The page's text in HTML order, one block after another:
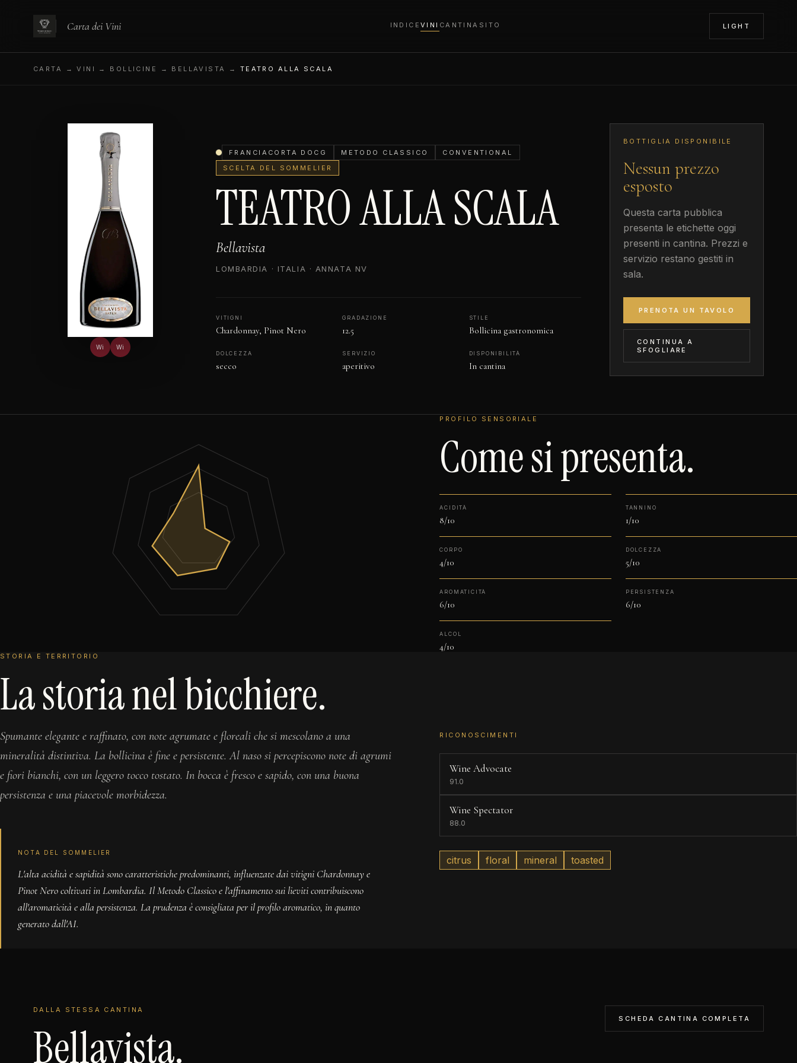
Carta dei Vini INDICEVINI CANTINA SITO LIGHT
CARTA → VINI → BOLLICINE → BELLAVISTA → TEATRO ALLA SCALA
Wi Wi
FRANCIACORTA DOCG METODO CLASSICO
CONVENTIONAL
SCELTA DEL SOMMELIER
TEATRO ALLA SCALA
Bellavista
LOMBARDIA · ITALIA · ANNATA NV
VITIGNI
Chardonnay, Pinot Nero
GRADAZIONE
12.5
STILE
Bollicina gastronomica
DOLCEZZA
secco
SERVIZIO
aperitivo
DISPONIBILITÀ
In cantina
BOTTIGLIA DISPONIBILE
Nessun prezzo
esposto
Questa carta pubblica
presenta le etichette oggi
presenti in cantina. Prezzi e
servizio restano gestiti in
sala.
PRENOTA UN TAVOLO
CONTINUA A
SFOGLIARE
PROFILO SENSORIALE
Come si presenta.
ACIDITÀ
8/10
TANNINO
1/10
CORPO
4/10
DOLCEZZA
5/10
AROMATICITÀ
6/10
PERSISTENZA
6/10
ALCOL
4/10
STORIA E TERRITORIO
La storia nel bicchiere.
Spumante elegante e raffinato, con note agrumate e floreali che si mescolano a una
mineralità distintiva. La bollicina è fine e persistente. Al naso si percepiscono note di agrumi
e fiori bianchi, con un leggero tocco tostato. In bocca è fresco e sapido, con una buona
persistenza e una piacevole morbidezza.
NOTA DEL SOMMELIER
L'alta acidità e sapidità sono caratteristiche predominanti, influenzate dai vitigni Chardonnay e
Pinot Nero coltivati in Lombardia. Il Metodo Classico e l'affinamento sui lieviti contribuiscono
all'aromaticità e alla persistenza. La prudenza è consigliata per il profilo aromatico, in quanto
generato dall'AI.
RICONOSCIMENTI
Wine Advocate
91.0
Wine Spectator
88.0
citrus floral mineral toasted
DALLA STESSA CANTINA
Bellavista.
SCHEDA CANTINA COMPLETA